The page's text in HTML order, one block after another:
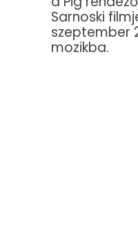
Sarnoski
szeptember
mozikba.